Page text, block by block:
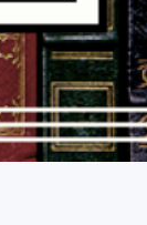
以下の情報をい
ド、ニックネ